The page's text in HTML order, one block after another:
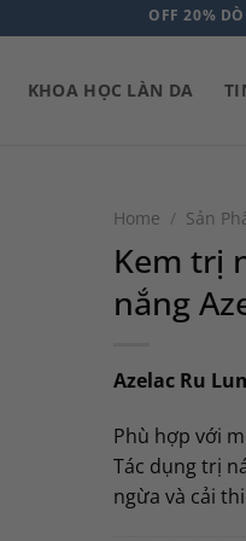
OFF 20% DÒNG
KHOA HỌC LÀN DA
Home / Sản
Kem trị
nắng
Azelac Ru
Phù hợp với
Tác dụng trị
ngừa và cải